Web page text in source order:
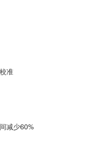
准
减少60%
以及执法领域。
谱成像在该方面的应用包括
Reports.7, 15509,2017
Models.Scientific
.6, 38878,2017
learning
Reports .6,
imaging